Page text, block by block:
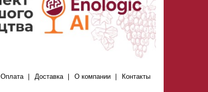
Оплата Доставка О компании Контакты